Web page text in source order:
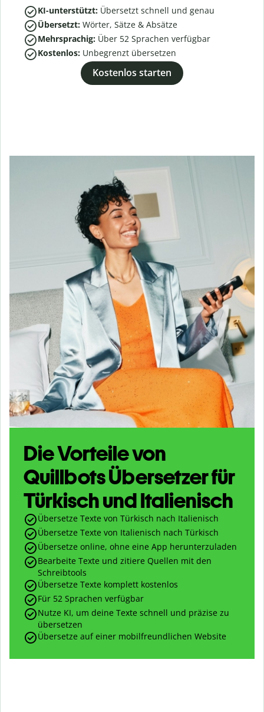
KI-unterstützt: Übersetzt schnell und genau
Übersetzt: Wörter, Sätze & Absätze
Mehrsprachig: Über 52 Sprachen verfügbar
Kostenlos: Unbegrenzt übersetzen
Kostenlos starten
Die Vorteile von
Quillbots Übersetzer für
Türkisch und Italienisch
Übersetze Texte von Türkisch nach Italienisch
Übersetze Texte von Italienisch nach Türkisch
Übersetze online, ohne eine App herunterzuladen
Bearbeite Texte und zitiere Quellen mit den
Schreibtools
Übersetze Texte komplett kostenlos
Für 52 Sprachen verfügbar
Nutze KI, um deine Texte schnell und präzise zu
übersetzen
Übersetze auf einer mobilfreundlichen Website